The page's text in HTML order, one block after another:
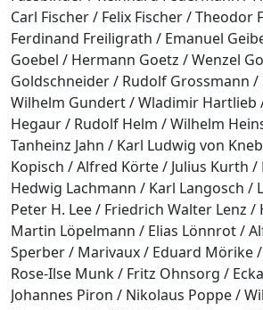
Carl Fischer / Felix Fischer / Theodor
Ferdinand Freiligrath / Emanuel
Goebel / Hermann Goetz / Wenzel
Goldschneider / Rudolf Grossmann
Wilhelm Gundert / Wladimir Hartlieb
Hegaur / Rudolf Helm / Wilhelm
Tanheinz Jahn / Karl Ludwig von
Kopisch / Alfred Körte / Julius Kurth
Hedwig Lachmann / Karl Langosch /
Peter H. Lee / Friedrich Walter Lenz
Martin Löpelmann / Elias Lönnrot /
Sperber / Marivaux / Eduard Mörike
Rose-Ilse Munk / Fritz Ohnsorg /
Johannes Piron / Nikolaus Poppe /